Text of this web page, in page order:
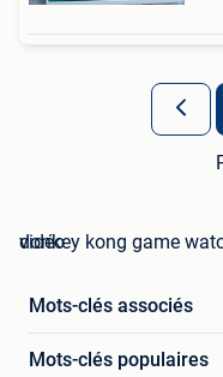
donkey kong game watch dans Consoles de jeu & Jeux vidéo
Mots-clés associés
Mots-clés populaires